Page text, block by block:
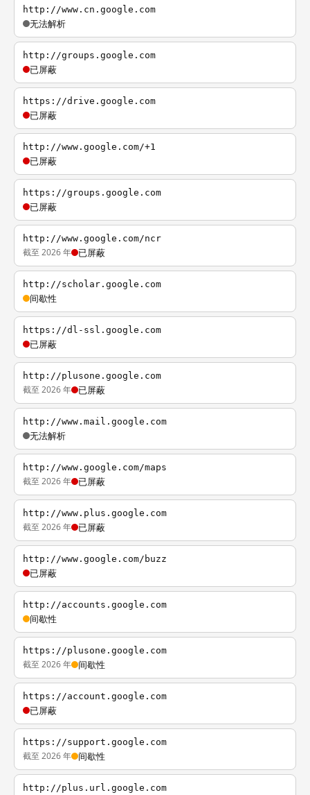
http://www.cn.google.com
无法解析
http://groups.google.com
已屏蔽
https://drive.google.com
已屏蔽
http://www.google.com/+1
已屏蔽
https://groups.google.com
已屏蔽
http://www.google.com/ncr
截至 2026 年 已屏蔽
http://scholar.google.com
间歇性
https://dl-ssl.google.com
已屏蔽
http://plusone.google.com
截至 2026 年 已屏蔽
http://www.mail.google.com
无法解析
http://www.google.com/maps
截至 2026 年 已屏蔽
http://www.plus.google.com
截至 2026 年 已屏蔽
http://www.google.com/buzz
已屏蔽
http://accounts.google.com
间歇性
https://plusone.google.com
截至 2026 年 间歇性
https://account.google.com
已屏蔽
https://support.google.com
截至 2026 年 间歇性
http://plus.url.google.com